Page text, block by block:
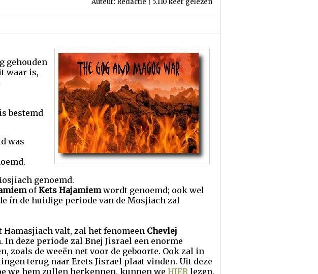
Auteur: Redactie | 5.110 keer gelezen
gehouden
waar is,
bestemd
was
genoemd.
ofKets Hajamiemwordt genoemd; ook wel
ín de huidige periode van de Mosjiach zal
Hamasjiach valt, zal het fenomeen Chevlej
deze periode zal Bnej Jisrael een enorme
de weeën net voor de geboorte. Ook zal in
terug naar Erets Jisrael plaat vinden. Uit deze
we hem zullen herkennen, kunnen we HIERlezen.